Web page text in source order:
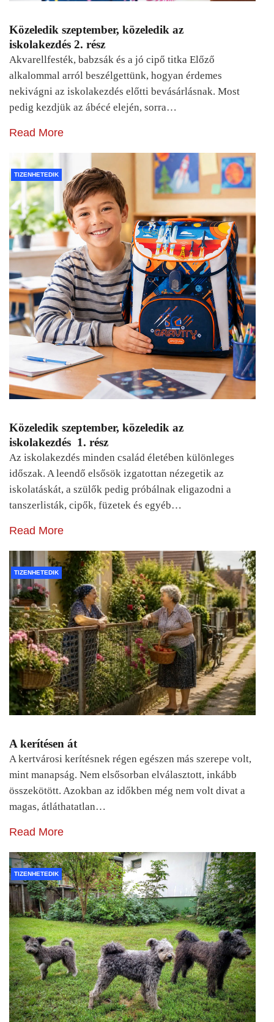
Közeledik szeptember, közeledik az
iskolakezdés 2. rész
Akvarellfesték, babzsák és a jó cipő titka Előző
alkalommal arról beszélgettünk, hogyan érdemes
nekivágni az iskolakezdés előtti bevásárlásnak. Most
pedig kezdjük az ábécé elején, sorra…
Read More
TIZENHETEDIK
Közeledik szeptember, közeledik az
iskolakezdés 1. rész
Az iskolakezdés minden család életében különleges
időszak. A leendő elsősök izgatottan nézegetik az
iskolatáskát, a szülők pedig próbálnak eligazodni a
tanszerlisták, cipők, füzetek és egyéb…
Read More
TIZENHETEDIK
A kerítésen át
A kertvárosi kerítésnek régen egészen más szerepe volt,
mint manapság. Nem elsősorban elválasztott, inkább
összekötött. Azokban az időkben még nem volt divat a
magas, átláthatatlan…
Read More
TIZENHETEDIK